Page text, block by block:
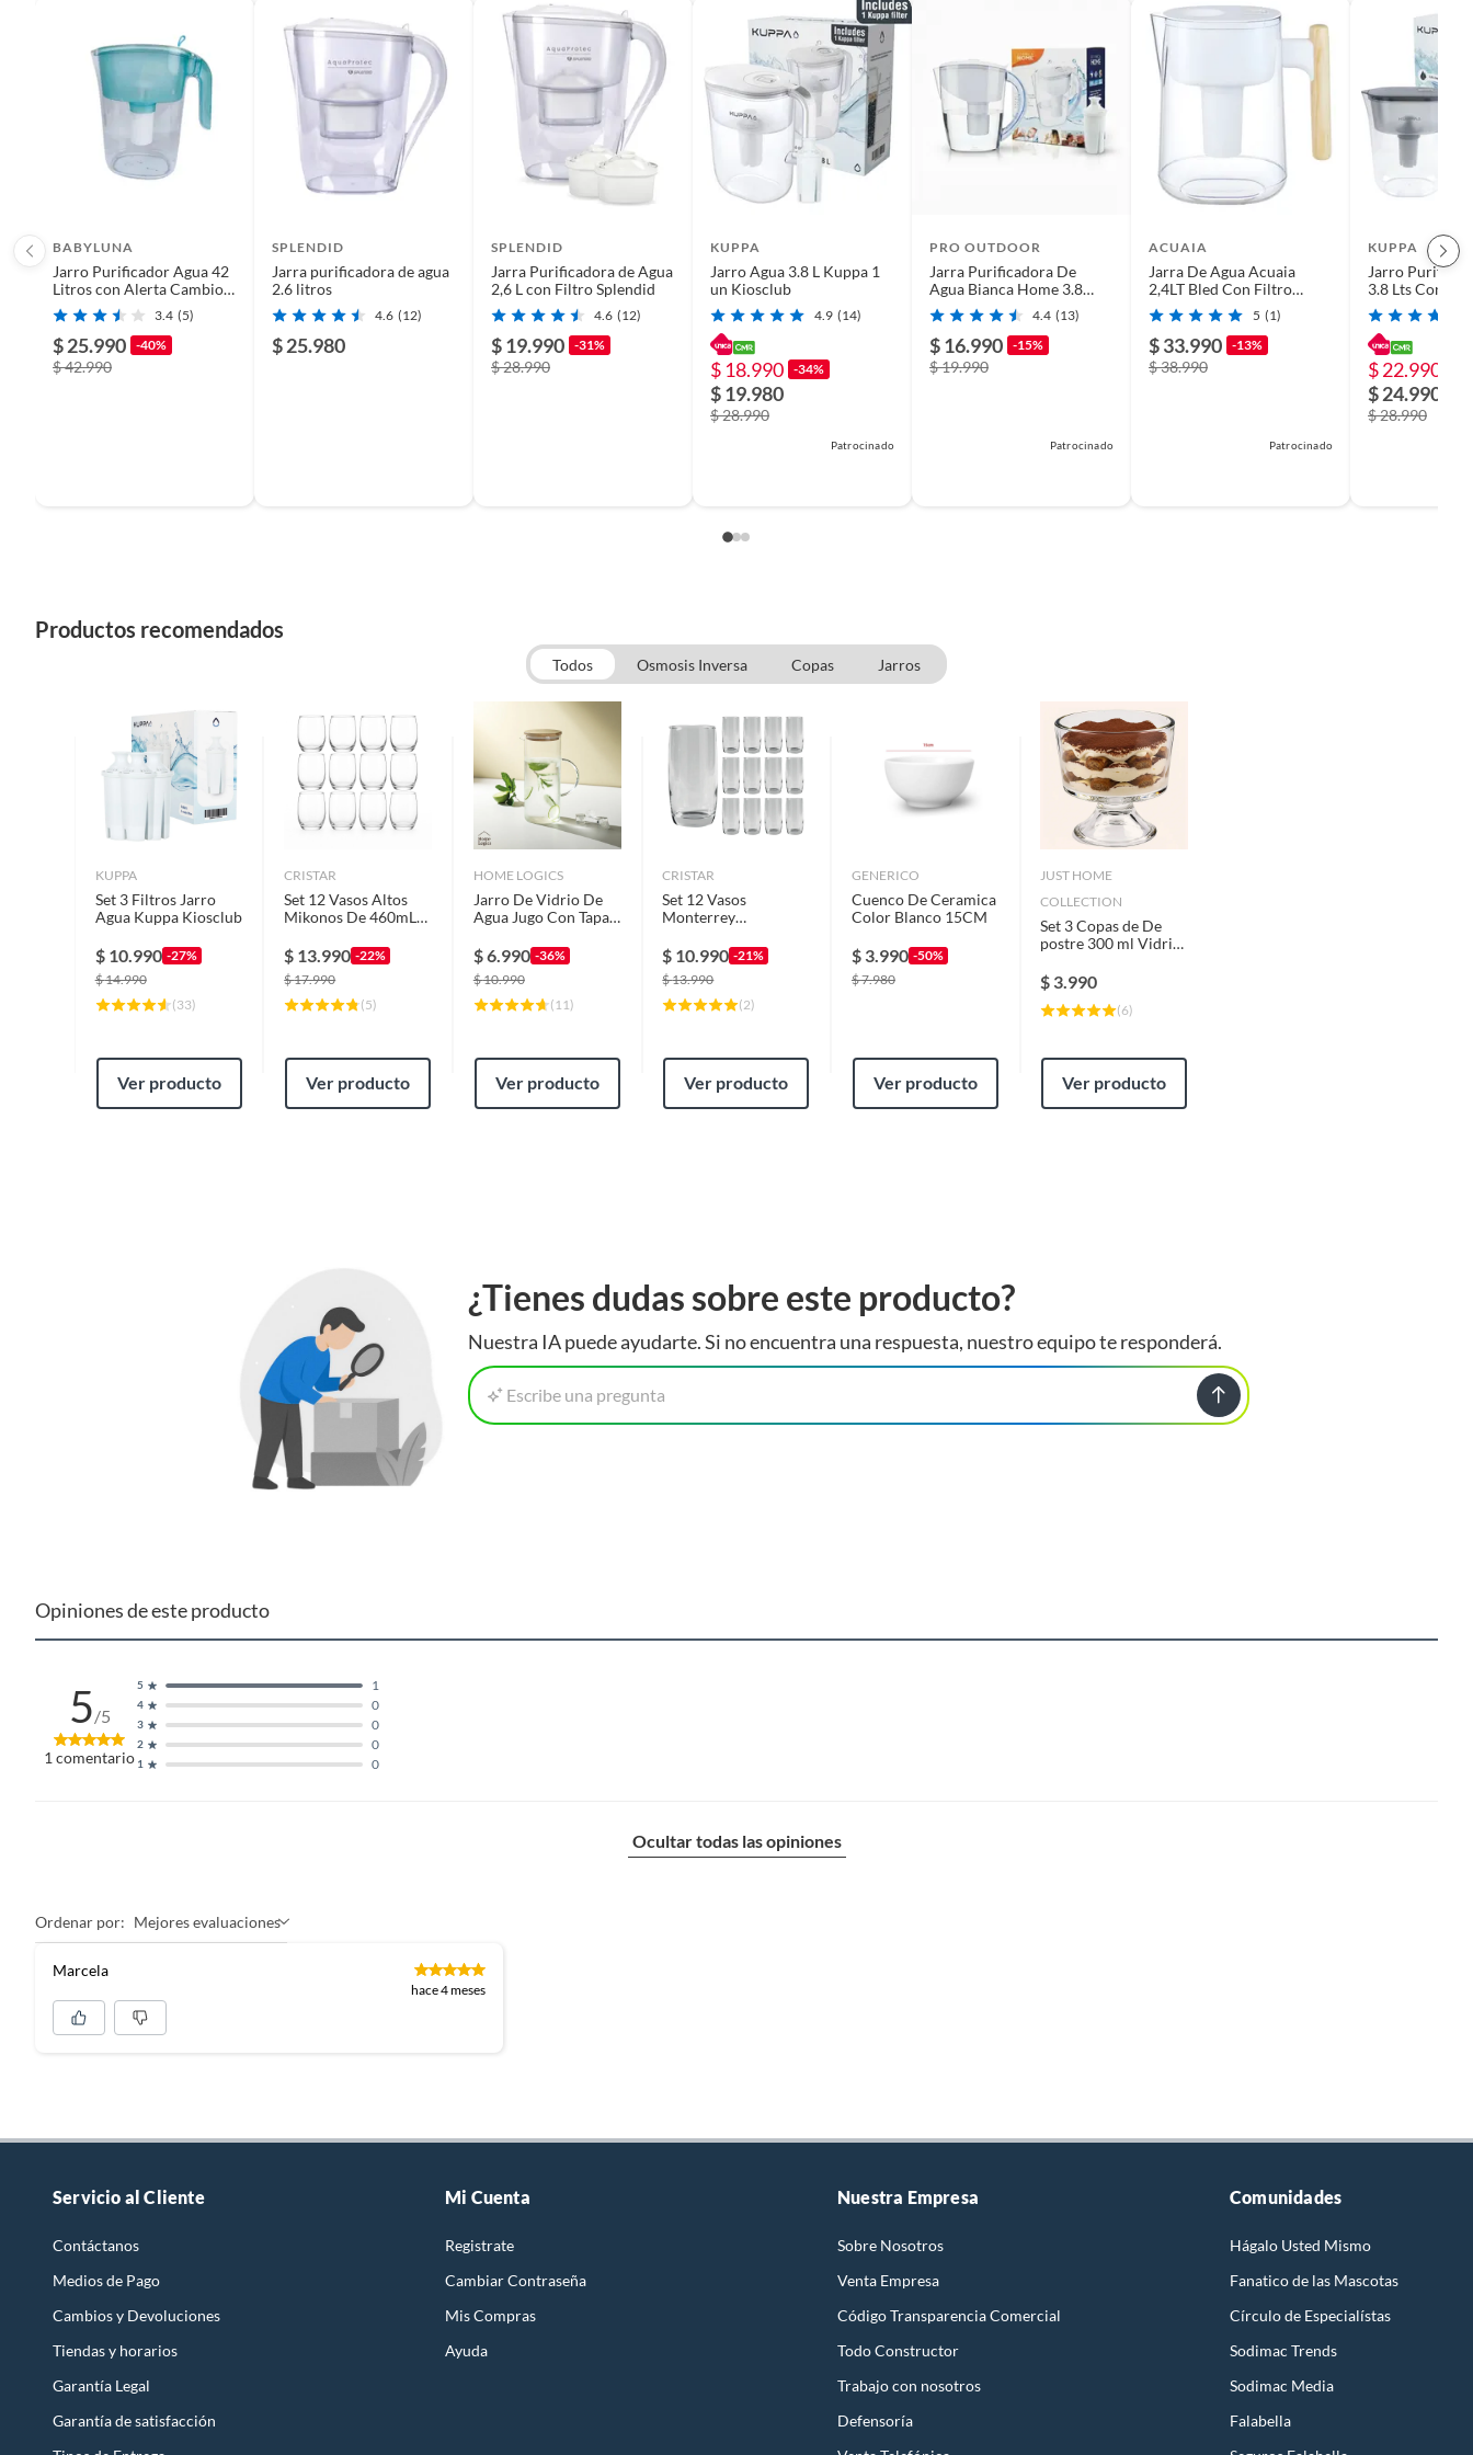
De uso personal.
Tipo de filtro Agua
Garantía
BABYLUNA
Jarro Purificador Agua 42
Litros con Alerta Cambio
Filtro
3.4 (5)
$ 25.990 -40%
$ 42.990
SPLENDID
Jarra purificadora de agua
2.6 litros
4.6 (12)
$ 25.980
SPLENDID
Jarra Purificadora de Agua
2,6 L con Filtro Splendid
4.6 (12)
$ 19.990 -31%
$ 28.990
KUPPA
Jarro Agua 3.8 L Kuppa 1
un Kiosclub
4.9 (14)
$ 18.990 -34%
$ 19.980
$ 28.990
Patrocinado
PRO OUTDOOR
Jarra Purificadora De
Agua Bianca Home 3.8
Litros-Blanco
4.4 (13)
$ 16.990 -15%
$ 19.990
Patrocinado
ACUAIA
Jarra De Agua Acuaia
2,4LT Bled Con Filtro
Clasico Tipo Brita Agua
5 (1)
$ 33.990 -13%
$ 38.990
Patrocinado
KUPPA
Jarro
3.8 Lts Con
Gris Kiosclub
$ 22.990
$ 24.990
$ 28.990
Productos recomendados
Todos Osmosis Inversa Copas Jarros
KUPPA
Set 3 Filtros Jarro
Agua Kuppa Kiosclub
$ 10.990 -27%
$14.990
(33)
Ver producto
CRISTAR
Set 12 Vasos Altos
Mikonos De 460mL
$ 13.990 -22%
$17.990
(5)
Ver producto
HOME LOGICS
Jarro De Vidrio De
Agua Jugo Con Tapa
Kiosclub
$6.990 -36%
$10.990
( 11)
Ver producto
CRISTAR
Set 12 Vasos
Monterrey
Cristar 445 Ml
$ 10.990 -21%
$13.990
(2)
Ver producto
GENERICO
Cuenco De Ceramica
Color Blanco 15CM
$ 3.990 -50%
$7.980
Ver producto
JUST HOME
COLLECTION
Set 3 Copas de De
postre 300 ml Vidrio
$ 3.990
(6)
Ver producto
¿Tienes dudas sobre este producto?
Nuestra IA puede ayudarte. Si no encuentra una respuesta, nuestro equipo te responderá.
Escribe una pregunta
Opiniones de este producto
5/5
1 comentario 1 0
2 0
3 0
4 0
5 1
Ocultar todas las opiniones
Ordenar por: Mejores evaluaciones
Marcela
hace 4 meses
Servicio al Cliente
Contáctanos
Medios de Pago
Cambios y Devoluciones
Tiendas y horarios
Garantía Legal
Garantía de satisfacción
Mi Cuenta
Registrate
Cambiar Contraseña
Mis Compras
Ayuda
Nuestra Empresa
Sobre Nosotros
Venta Empresa
Código Transparencia Comercial
Todo Constructor
Trabajo con nosotros
Defensoría
Comunidades
Hágalo Usted Mismo
Fanatico de las Mascotas
Círculo de Especialístas
Sodimac Trends
Sodimac Media
Falabella